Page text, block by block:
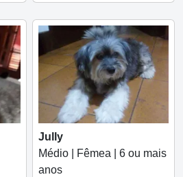
Jully
Médio | Fêmea | 6 ou mais
anos